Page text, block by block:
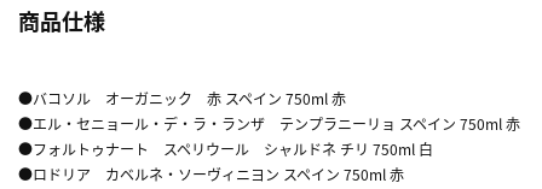
商品仕様
●バコソル オーガニック 赤 スペイン 750ml 赤
●エル・セニョール・デ・ラ・ランザ テンプラニーリョ スペイン 750ml 赤
●フォルトゥナート スペリウール シャルドネ チリ 750ml 白
●ロドリア カベルネ・ソーヴィニヨン スペイン 750ml 赤